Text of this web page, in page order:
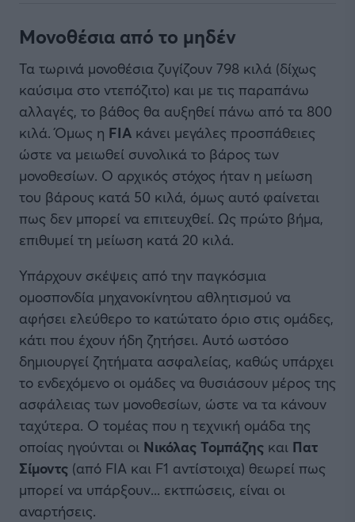
Μονοθέσια από το μηδέν
Τα τωρινά μονοθέσια ζυγίζουν 798 κιλά (δίχως
καύσιμα στο ντεπόζιτο) και με τις παραπάνω
αλλαγές, το βάθος θα αυξηθεί πάνω από τα 800
κιλά. Όμως η FIA κάνει μεγάλες προσπάθειες
ώστε να μειωθεί συνολικά το βάρος των
μονοθεσίων. Ο αρχικός στόχος ήταν η μείωση
του βάρους κατά 50 κιλά, όμως αυτό φαίνεται
πως δεν μπορεί να επιτευχθεί. Ως πρώτο βήμα,
επιθυμεί τη μείωση κατά 20 κιλά.
Υπάρχουν σκέψεις από την παγκόσμια
ομοσπονδία μηχανοκίνητου αθλητισμού να
αφήσει ελεύθερο το κατώτατο όριο στις ομάδες,
κάτι που έχουν ήδη ζητήσει. Αυτό ωστόσο
δημιουργεί ζητήματα ασφαλείας, καθώς υπάρχει
το ενδεχόμενο οι ομάδες να θυσιάσουν μέρος της
ασφάλειας των μονοθεσίων, ώστε να τα κάνουν
ταχύτερα. Ο τομέας που η τεχνική ομάδα της
οποίας ηγούνται οι Νικόλας Τομπάζης και Πατ
Σίμοντς (από FIA και F1 αντίστοιχα) θεωρεί πως
μπορεί να υπάρξουν... εκτπώσεις, είναι οι
αναρτήσεις.